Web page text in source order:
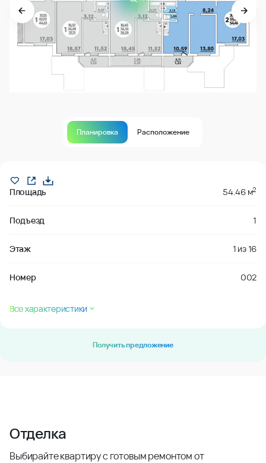
Планировка Расположение
Площадь 54.46 м2
Подъезд 1
Этаж 1 из16
Номер 002
Все характеристики
Получить предложение
Отделка
Выбирайте квартиру с готовым ремонтом от